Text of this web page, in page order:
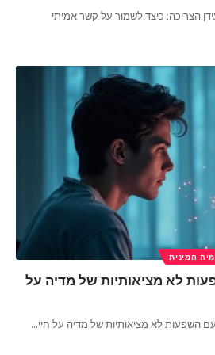
הצריכה: כיצד לשמור על קשר אמיתי
המינית
לא מציאותיות של מדיה על
השפעות לא מציאותיות של מדיה על חיי…